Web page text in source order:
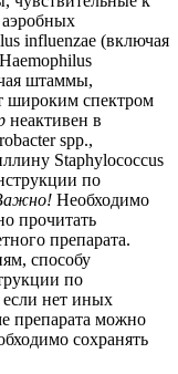
influenzae (включая
штаммы,
широким спектром
неактивен в
spp.,
Staphylococcus
по
Необходимо
прочитать
препарата.
способу
по
нет иных
препарата можно
сохранять